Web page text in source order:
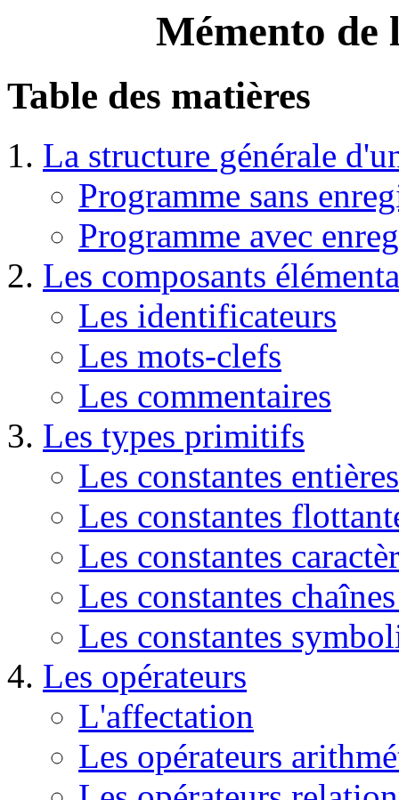
Mémento de
Table des matières
La structure générale
Programme sans
Programme avec
Les composants
Les identificateurs
Les mots-clefs
Les commentaires
Les types primitifs
Les constantes entières
Les constantes
Les constantes
Les constantes
Les constantes
Les opérateurs
L'affectation
Les opérateurs